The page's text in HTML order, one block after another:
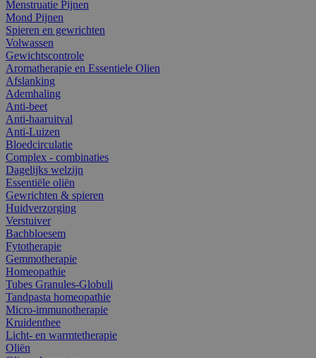
Menstruatie Pijnen
Mond Pijnen
Spieren en gewrichten
Volwassen
Gewichtscontrole
Aromatherapie en Essentiele Olien
Afslanking
Ademhaling
Anti-beet
Anti-haaruitval
Anti-Luizen
Bloedcirculatie
Complex - combinaties
Dagelijks welzijn
Essentiële oliën
Gewrichten & spieren
Huidverzorging
Verstuiver
Bachbloesem
Fytotherapie
Gemmotherapie
Homeopathie
Tubes Granules-Globuli
Tandpasta homeopathie
Micro-immunotherapie
Kruidenthee
Licht- en warmtetherapie
Oliën